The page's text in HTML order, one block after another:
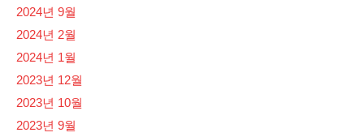
2024년 9월
2024년 2월
2024년 1월
2023년 12월
2023년 10월
2023년 9월